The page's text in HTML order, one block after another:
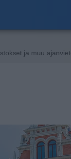
ja muu